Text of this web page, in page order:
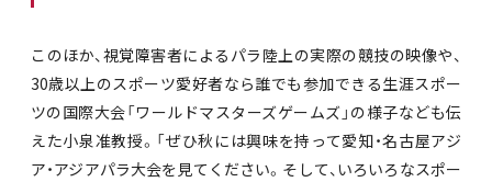
このほか、視覚障害者によるパラ陸上の実際の競技の映像や、
30歳以上のスポーツ愛好者なら誰でも参加できる生涯スポー
ツの国際大会「ワールドマスターズゲームズ」の様子なども伝
えた小泉准教授。「ぜひ秋には興味を持って愛知・名古屋アジ
ア・アジアパラ大会を見てください。そして、いろいろなスポー